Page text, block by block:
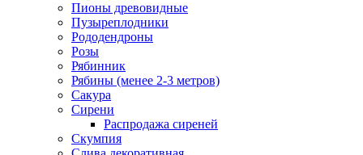
Пионы древовидные
Пузыреплодники
Рододендроны
Розы
Рябинник
Рябины (менее 2-3 метров)
Сакура
Сирени
Распродажа сиреней
Скумпия